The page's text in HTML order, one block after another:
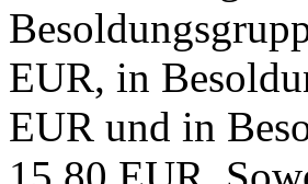
EUR, in
EUR und in